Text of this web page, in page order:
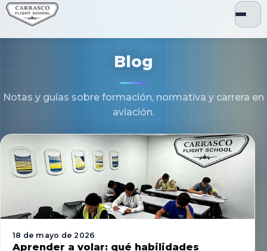
Blog
Notas y guías sobre formación, normativa y carrera en
aviación.
18 de mayo de 2026
Aprender a volar: qué habilidades